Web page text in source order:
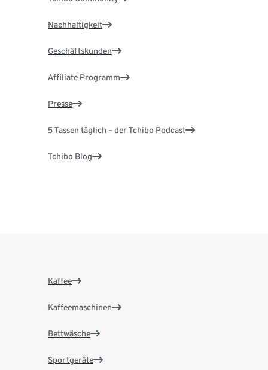
Nachhaltigkeit
Geschäftskunden
Affiliate Programm
Presse
5 Tassen täglich – der Tchibo Podcast
Tchibo Blog
Kaffee
Kaffeemaschinen
Bettwäsche
Sportgeräte